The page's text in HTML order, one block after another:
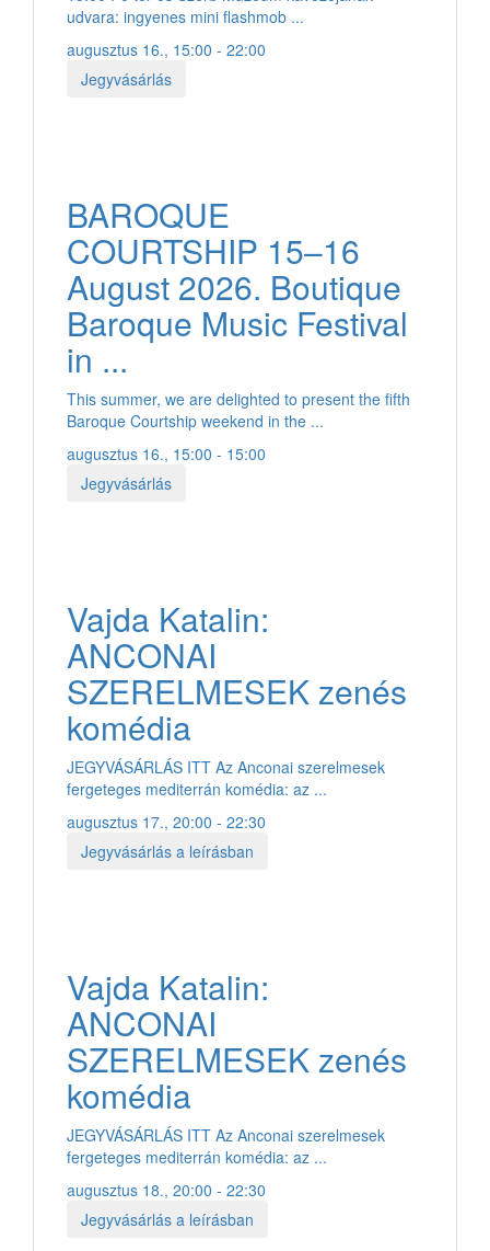
udvara: ingyenes mini flashmob ...
augusztus 16., 15:00 - 22:00
Jegyvásárlás
BAROQUE
COURTSHIP 15–16
August 2026. Boutique
Baroque Music Festival
in ...
This summer, we are delighted to present the fifth
Baroque Courtship weekend in the ...
augusztus 16., 15:00 - 15:00
Jegyvásárlás
Vajda Katalin:
ANCONAI
SZERELMESEK zenés
komédia
JEGYVÁSÁRLÁS ITT Az Anconai szerelmesek
fergeteges mediterrán komédia: az ...
augusztus 17., 20:00 - 22:30
Jegyvásárlás a leírásban
Vajda Katalin:
ANCONAI
SZERELMESEK zenés
komédia
JEGYVÁSÁRLÁS ITT Az Anconai szerelmesek
fergeteges mediterrán komédia: az ...
augusztus 18., 20:00 - 22:30
Jegyvásárlás a leírásban